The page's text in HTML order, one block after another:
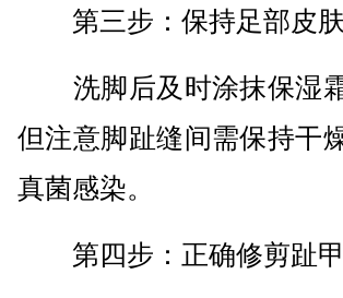
第三步：保持足部皮肤
洗脚后及时涂抹保湿
但注意脚趾缝间需保持干
真菌感染。
第四步：正确修剪趾甲